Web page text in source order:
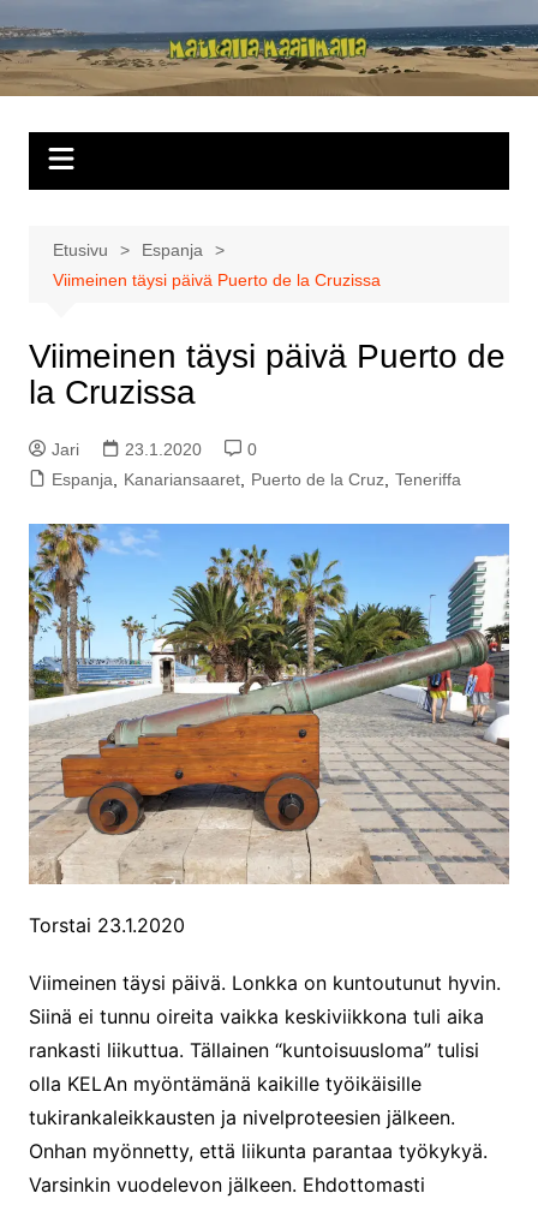
sisältöön
Matkalla
maailmalla
Etusivu
Espanja
Viimeinen täysi päivä Puerto de la Cruzissa
Viimeinen täysi päivä Puerto de
la Cruzissa
Jari 23.1.2020
0
Espanja
Kanariansaaret, Puerto de la Cruz, Teneriffa
Torstai 23.1.2020
Viimeinen täysi päivä. Lonkka on kuntoutunut hyvin.
Siinä ei tunnu oireita vaikka keskiviikkona tuli aika
rankasti liikuttua. Tällainen “kuntoisuusloma” tulisi
olla KELAn myöntämänä kaikille työikäisille
tukirankaleikkausten ja nivelproteesien jälkeen.
Onhan myönnetty, että liikunta parantaa työkykyä.
Varsinkin vuodelevon jälkeen. Ehdottomasti